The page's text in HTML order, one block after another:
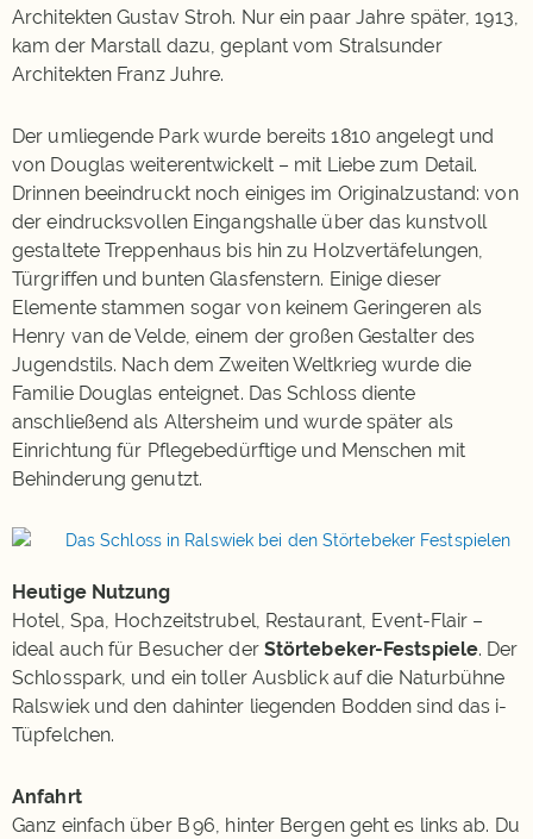
Architekten Gustav Stroh. Nur ein paar Jahre später, 1913,
kam der Marstall dazu, geplant vom Stralsunder
Architekten Franz Juhre.
Der umliegende Park wurde bereits 1810 angelegt und
von Douglas weiterentwickelt – mit Liebe zum Detail.
Drinnen beeindruckt noch einiges im Originalzustand: von
der eindrucksvollen Eingangshalle über das kunstvoll
gestaltete Treppenhaus bis hin zu Holzvertäfelungen,
Türgriffen und bunten Glasfenstern. Einige dieser
Elemente stammen sogar von keinem Geringeren als
Henry van de Velde, einem der großen Gestalter des
Jugendstils. Nach dem Zweiten Weltkrieg wurde die
Familie Douglas enteignet. Das Schloss diente
anschließend als Altersheim und wurde später als
Einrichtung für Pflegebedürftige und Menschen mit
Behinderung genutzt.
Heutige Nutzung
Hotel, Spa, Hochzeitstrubel, Restaurant, Event-Flair –
ideal auch für Besucher der Störtebeker-Festspiele. Der
Schlosspark, und ein toller Ausblick auf die Naturbühne
Ralswiek und den dahinter liegenden Bodden sind das i-
Tüpfelchen.
Anfahrt
Ganz einfach über B 96, hinter Bergen geht es links ab. Du